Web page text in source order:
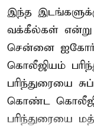
இந்த
வக்கீல்கள் என்று
சென்னை
கொலீஜியம்
பரிந்துரையை
கொண்ட
பரிந்துரையை